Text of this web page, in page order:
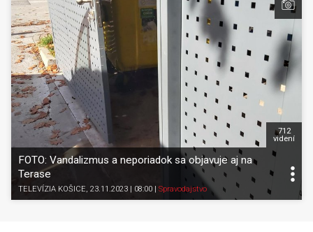
FOTO: Vandalizmus a neporiadok sa objavuje aj na
Terase
TELEVÍZIA KOŠICE, 23.11.2023 | 08:00 Spravodajstvo
712
videní